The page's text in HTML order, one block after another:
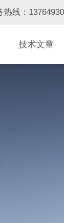
热线：
技术文章